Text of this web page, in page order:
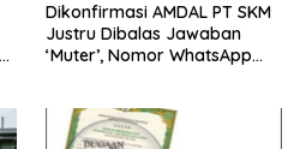
Dikonfirmasi AMDAL PT SKM
Justru Dibalas Jawaban
‘Muter’, Nomor WhatsApp